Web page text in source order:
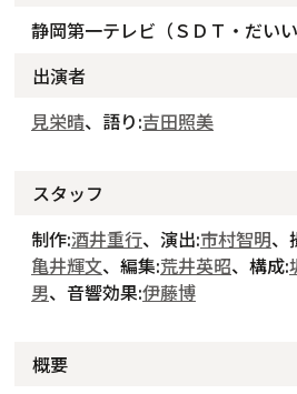
静岡第一テレビ（ＳＤＴ・だいい
出演者
見栄晴、語り:吉田照美
スタッフ
制作:酒井重行、演出:市村智明、
亀井輝文、編集:荒井英昭、構成:
男、音響効果:伊藤博
概要